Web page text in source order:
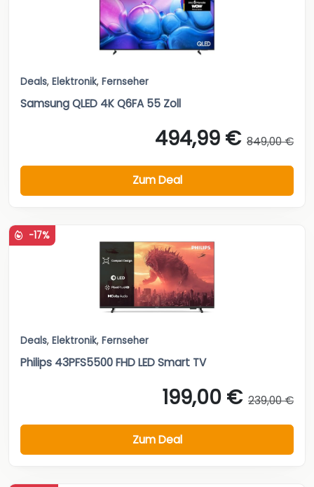
Deals, Elektronik, Fernseher
Samsung QLED 4K Q6FA 55 Zoll
494,99 € 849,00 €
Zum Deal
-17%
Deals, Elektronik, Fernseher
Philips 43PFS5500 FHD LED Smart TV
199,00 € 239,00 €
Zum Deal